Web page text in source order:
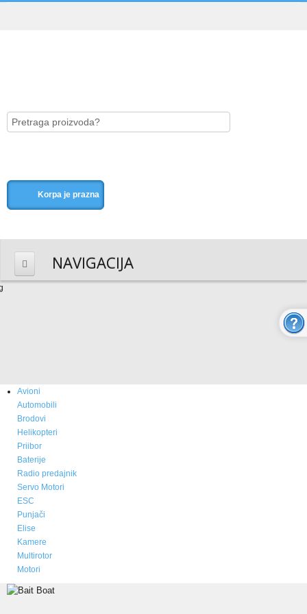
Korpa je prazna
NAVIGACIJA
Aktuelno
ONLINE SHOP
MULTICOPTER
RC AVIONI
Modeli aviona
Prodaja i cene aviona
Rezervni delovi - boje - izgled
Avioni
Automobili
Brodovi
Helikopteri
Priibor
Baterije
Radio predajnik
Servo Motori
ESC
Punjači
Elise
Kamere
Multirotor
Motori